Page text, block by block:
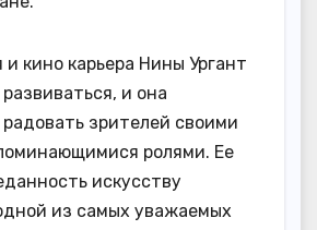
и кино карьера Нины Ургант
и она
зрителей своими
ролями. Ее
искусству
из самых уважаемых